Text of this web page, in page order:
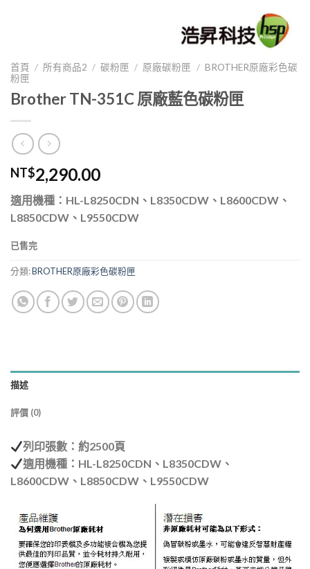
首頁 / 所有商品2 / 碳粉匣 / 原廠碳粉匣 / BROTHER原廠彩色碳
粉匣
Brother TN-351C 原廠藍色碳粉匣
NT$2,290.00
適用機種：HL-L8250CDN、L8350CDW、L8600CDW、
L8850CDW、L9550CDW
已售完
分類:BROTHER原廠彩色碳粉匣
描述
評價 (0)
列印張數：約2500頁
適用機種：HL-L8250CDN、L8350CDW、
L8600CDW、L8850CDW、L9550CDW